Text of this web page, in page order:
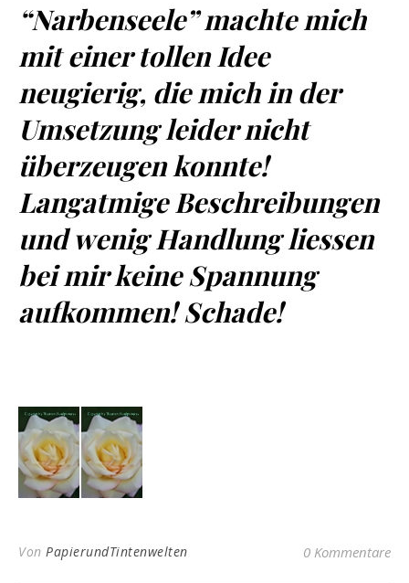
“Narbenseele” machte mich
mit einer tollen Idee
neugierig, die mich in der
Umsetzung leider nicht
überzeugen konnte!
Langatmige Beschreibungen
und wenig Handlung liessen
bei mir keine Spannung
aufkommen! Schade!
Von PapierundTintenwelten 0 Kommentare